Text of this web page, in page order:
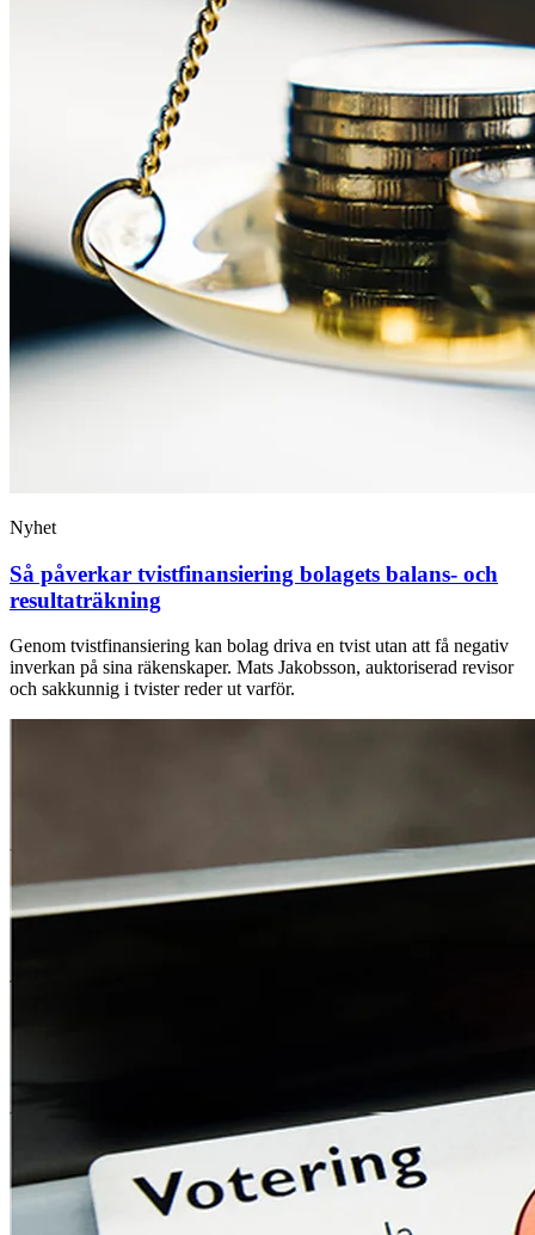
Nyhet
Så påverkar tvist­finansiering bolagets balans- och
resultaträkning
Genom tvistfinansiering kan bolag driva en tvist utan att få negativ
inverkan på sina räkenskaper. Mats Jakobsson, auktoriserad revisor
och sakkunnig i tvister reder ut varför.